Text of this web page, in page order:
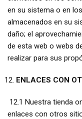
en su sistema o en
almacenados en su
daño; el
de esta web o webs
realizar para sus
ENLACES CON
12.1 Nuestra tienda
enlaces con otros